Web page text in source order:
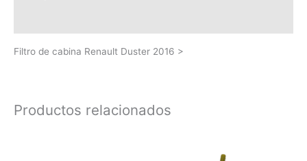
Filtro de cabina Renault Duster 2016 >
Productos relacionados